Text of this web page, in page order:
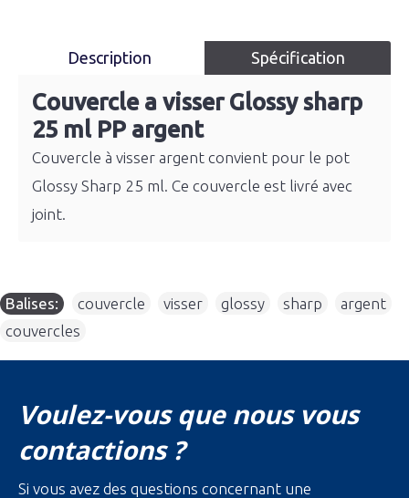
Description Spécification
Couvercle a visser Glossy sharp
25 ml PP argent
Couvercle à visser argent convient pour le pot
Glossy Sharp 25 ml. Ce couvercle est livré avec
joint.
Balises: couvercle visser glossy sharp argent
couvercles
Voulez-vous que nous vous
contactions ?
Si vous avez des questions concernant une